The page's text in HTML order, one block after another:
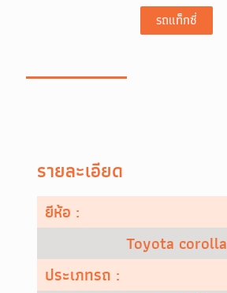
รถแท็กซี่
รายละเอียด
ยีห้อ :
Toyota corolla
ประเภทรถ :